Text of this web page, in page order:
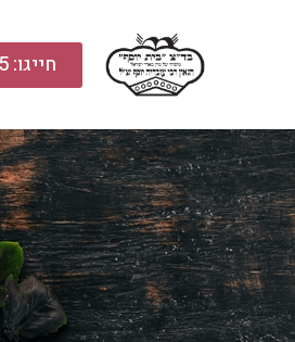
חייגו: 03-9733355